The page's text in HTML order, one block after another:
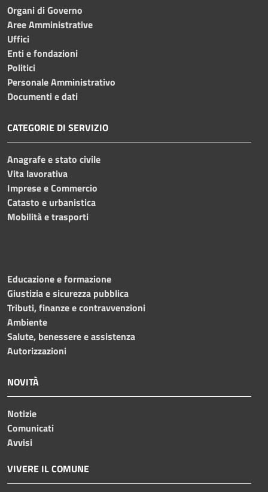
Organi di Governo
Aree Amministrative
Uffici
Enti e fondazioni
Politici
Personale Amministrativo
Documenti e dati
CATEGORIE DI SERVIZIO
Anagrafe e stato civile
Vita lavorativa
Imprese e Commercio
Catasto e urbanistica
Mobilità e trasporti
Educazione e formazione
Giustizia e sicurezza pubblica
Tributi, finanze e contravvenzioni
Ambiente
Salute, benessere e assistenza
Autorizzazioni
NOVITÀ
Notizie
Comunicati
Avvisi
VIVERE IL COMUNE